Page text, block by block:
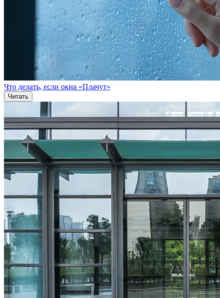
Что делать, если окна «Плачут»
Читать